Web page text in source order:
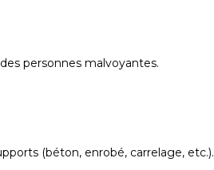
personnes malvoyantes.
(béton, enrobé, carrelage, etc.).